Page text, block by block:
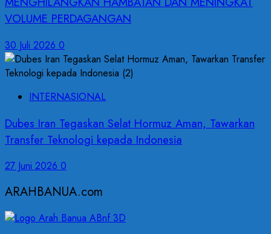
VOLUME PERDAGANGAN
30 Juli 2026 0
INTERNASIONAL
Dubes Iran Tegaskan Selat Hormuz Aman, Tawarkan
Transfer Teknologi kepada Indonesia
27 Juni 2026 0
ARAHBANUA.com